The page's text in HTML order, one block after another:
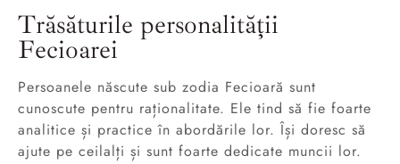
Trăsăturile personalității
Fecioarei
Persoanele născute sub zodia Fecioară sunt
cunoscute pentru raționalitate. Ele tind să fie foarte
analitice și practice în abordările lor. Își doresc să
ajute pe ceilalți și sunt foarte dedicate muncii lor.